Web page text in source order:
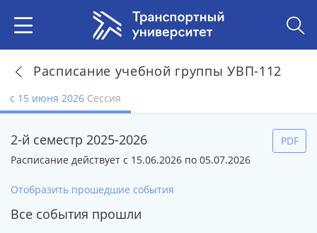
Расписание учебной группы УВП-112
с 15 июня 2026 Сессия
2-й семестр 2025-2026
Расписание действует с 15.06.2026 по 05.07.2026
PDF
Отобразить прошедшие события
Все события прошли